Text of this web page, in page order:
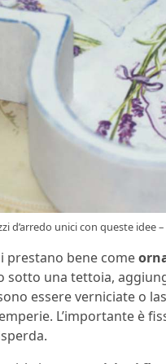
d’arredo unici con queste idee
prestano bene come
sotto una tettoia,
essere verniciate o
L’importante è